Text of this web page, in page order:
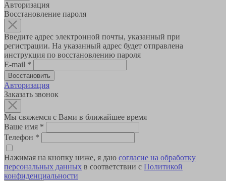
Авторизация
Восстановление пароля
Введите адрес электронной почты, указанный при
регистрации. На указанный адрес будет отправлена
инструкция по восстановлению пароля
E-mail *
Авторизация
Заказать звонок
Мы свяжемся с Вами в ближайшее время
Ваше имя *
Телефон *
Нажимая на кнопку ниже, я даю согласие на обработку
персональных данных в соответствии с Политикой
конфиденциальности